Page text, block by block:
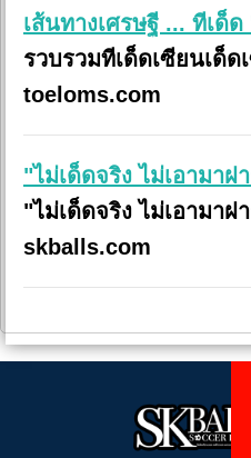
เส้นทางเศรษฐี ... ทีเด็
รวบรวมทีเด็ดเซียนเด็ด
toeloms.com
"ไม่เด็ดจริง ไม่เอามาฝ
"ไม่เด็ดจริง ไม่เอามาฝ
skballs.com